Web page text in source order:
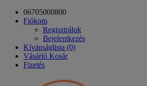
06705000800
Fiókom
Regisztrálok
Bejelentkezés
Kívánságlista (0)
Vásárló Kosár
Fizetés